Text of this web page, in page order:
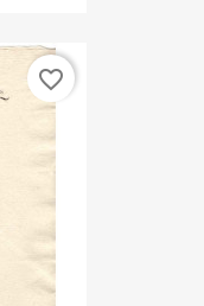
favorite_border